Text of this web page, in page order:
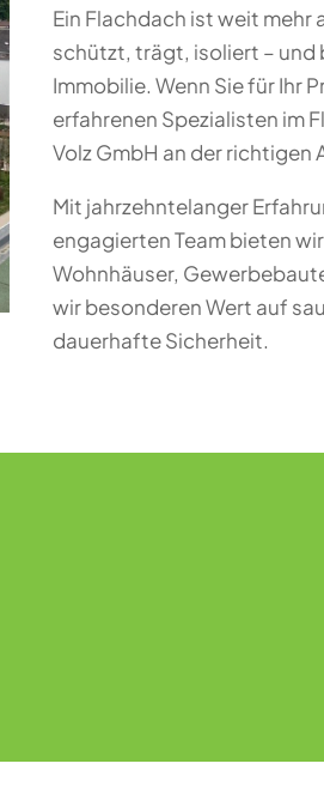
Ein Flachdach ist weit
schützt, trägt, isoliert –
Immobilie. Wenn Sie für Ihr
erfahrenen Spezialisten im
Volz GmbH an der richtigen
Mit jahrzehntelanger
engagierten Team bieten
Wohnhäuser,
wir besonderen Wert auf
dauerhafte Sicherheit.